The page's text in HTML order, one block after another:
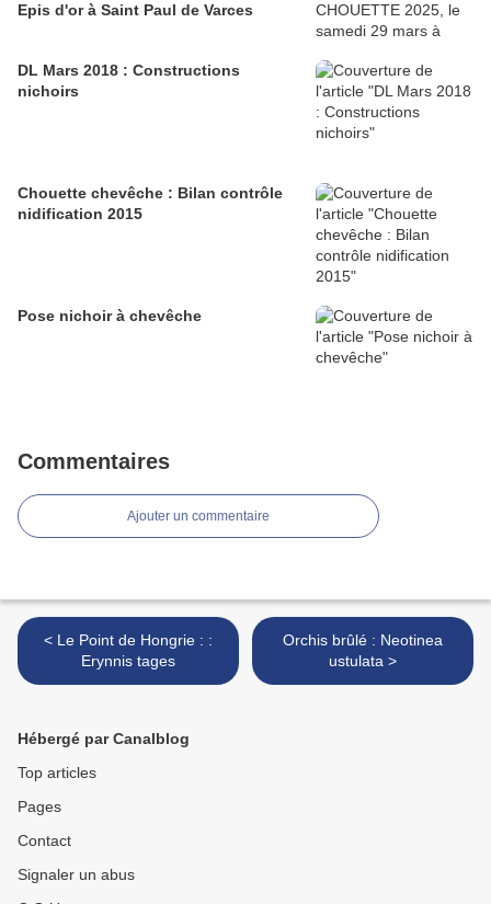
Epis d'or à Saint Paul de Varces
DL Mars 2018 : Constructions
nichoirs
Chouette chevêche : Bilan contrôle
nidification 2015
Pose nichoir à chevêche
Commentaires
Ajouter un commentaire
< Le Point de Hongrie : :
Erynnis tages
Orchis brûlé : Neotinea
ustulata >
Hébergé par Canalblog
Top articles
Pages
Contact
Signaler un abus